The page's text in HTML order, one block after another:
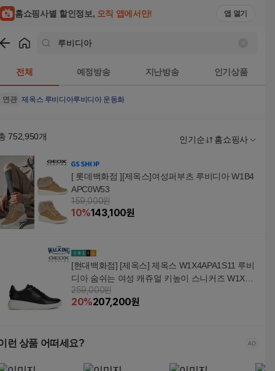
홈쇼핑사별 할인정보, 오직 앱에서만! 앱 열기
전체 예정방송 지난방송 인기상품
연관 제옥스 루비디아루비디아 운동화
752,950개 인기순 홈쇼핑사
[ 롯데백화점 ][제옥스]여성퍼부츠 루비디아 W1B4
APC0W53
159,000원
10%143,100원
[현대백화점] [제옥스] 제옥스 W1X4APA1S11 루비
디아 숨쉬는 여성 캐쥬얼 키높이 스니커즈 W1X4A
PA1S11 +할인쿠폰
259,000원
20%207,200원
런 상품 어떠세요?